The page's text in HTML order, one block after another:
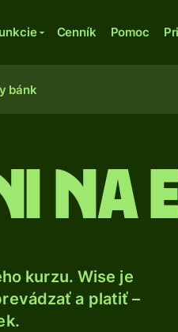
Cenník Pomoc
bánk
na
kurzu. Wise je
a platiť –